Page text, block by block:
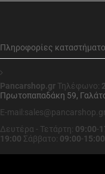
Πληροφορίες
Pancarshop.gr Τηλέφωνο:
Πρωτοπαπαδάκη 59,
E-mail:sales@pancarshop.gr
Δευτέρα - Τετάρτη: 09:00-
19:00 Σάββατο: 09:00-15:00